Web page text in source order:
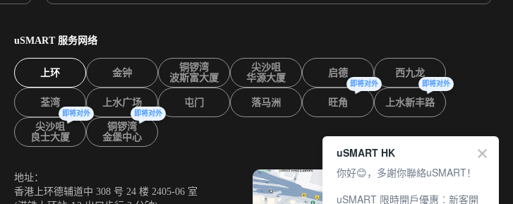
uSMART 服务网络
上环 金钟
铜锣湾
波斯富大厦
尖沙咀
华源大厦
启德 西九龙
荃湾 上水广场 屯门 落马洲 旺角
即将对外
上水新丰路
即将对外
尖沙咀
良士大厦
即将对外
铜锣湾
金堡中心
即将对外
地址：
香港上环德辅道中 308 号 24 楼 2405-06 室
uSMART HK
你好😊，多謝你聯絡uSMART！
uSMART 限時開戶優惠︰新客開